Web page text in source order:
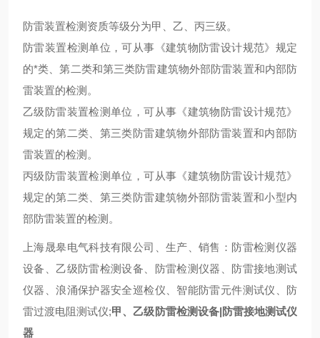
防雷装置检测资质等级分为甲、乙、丙三级。
防雷装置检测单位，可从事《建筑物防雷设计规范》规定
的*类、第二类和第三类防雷建筑物外部防雷装置和内部防
雷装置的检测。
乙级防雷装置检测单位，可从事《建筑物防雷设计规范》
规定的第二类、第三类防雷建筑物外部防雷装置和内部防
雷装置的检测。
丙级防雷装置检测单位，可从事《建筑物防雷设计规范》
规定的第二类、第三类防雷建筑物外部防雷装置和小型内
部防雷装置的检测。
上海晟皋电气科技有限公司、生产、销售：防雷检测仪器
设备、乙级防雷检测设备、防雷检测仪器、防雷接地测试
仪器、浪涌保护器安全巡检仪、智能防雷元件测试仪、防
雷过渡电阻测试仪;甲、乙级防雷检测设备|防雷接地测试仪
器